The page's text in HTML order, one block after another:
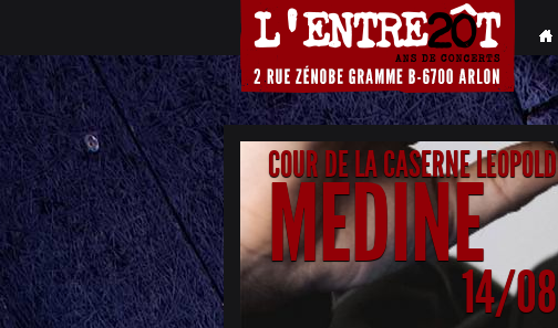
COUR DE LA CASERNE LEOPOLD
MEDINE
14/08